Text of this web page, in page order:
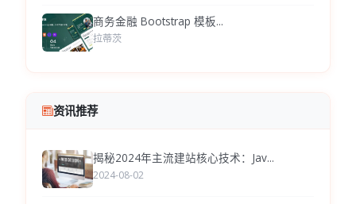
商务金融 Bootstrap 模板...
拉蒂茨
资讯推荐
揭秘2024年主流建站核心技术：Jav...
2024-08-02